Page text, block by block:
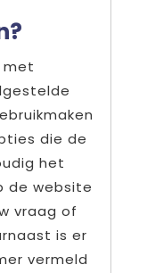
met
die de
het
de website
vraag of
is er
vermeld